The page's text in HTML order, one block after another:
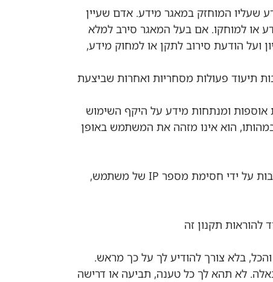
שעליו המוחזק במאגר מידע. אדם שעיין
או למוחקו. אם בעל המאגר סירב למלא
ועל הודעת סירוב לתקן או למחוק מידע,
תיעוד פעולות מסחריות ואחרות שביצעת
ומנתחות מידע על היקף השימוש
הוא אינו מזהה את המשתמש באופן
5.1 החברה שומרת לעצמה את הזכות להפסיק בכל עת, על פי שיקול דעתה הבלעדי, את הפעילות באתר לרבות על ידי חסימת מספר IP של משתמש,
בלא צורך להודיע לך על כך מראש.
באלה. לא תהא לך כל טענה, תביעה או דרישה